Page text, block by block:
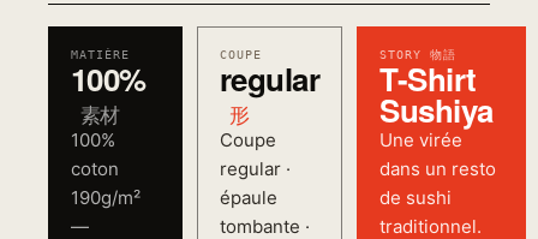
MATIÈRE
100%
素材
100%
coton
190g/m²
—
COUPE
regular
形
Coupe
regular ·
épaule
tombante ·
STORY 物語
T-Shirt
Sushiya
Une virée
dans un resto
de sushi
traditionnel.